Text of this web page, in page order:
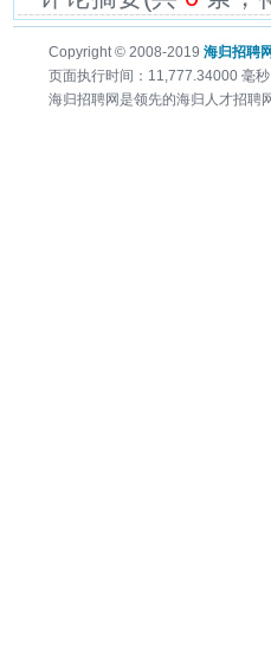
Copyright © 2008-2019 海归招聘
页面执行时间：11,777.34000 毫秒
海归招聘网是领先的海归人才招聘